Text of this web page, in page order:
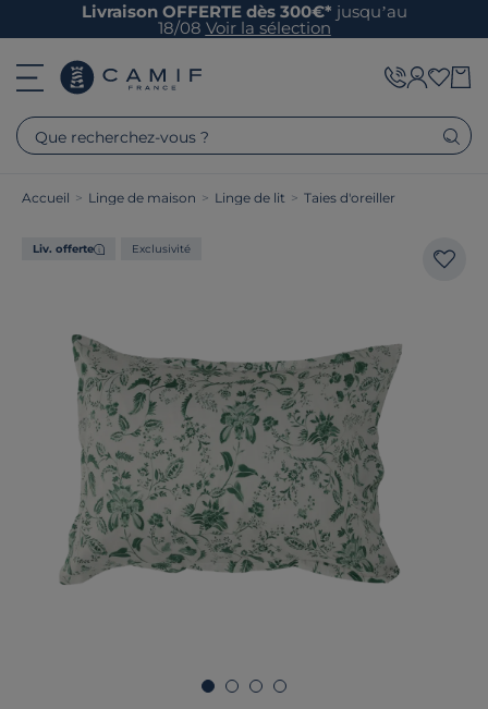
Livraison OFFERTE dès 300€* jusqu’au
18/08 Voir la sélection
Que recherchez-vous ?
Accueil > Linge de maison > Linge de lit > Taies d'oreiller
Liv. offerte Exclusivité